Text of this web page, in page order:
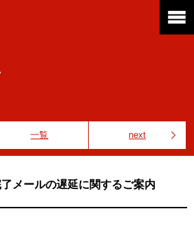
一覧 next
メールの遅延に関するご案内